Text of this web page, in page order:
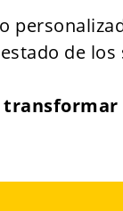
de
transformar